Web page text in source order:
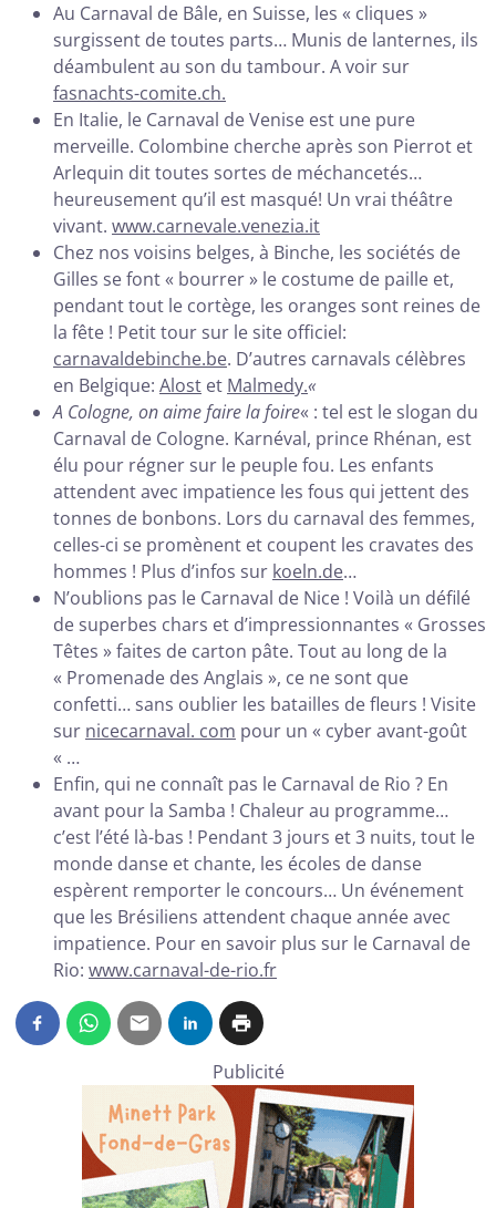
Au Carnaval de Bâle, en Suisse, les « cliques »
surgissent de toutes parts… Munis de lanternes, ils
déambulent au son du tambour. A voir sur
fasnachts-comite.ch.
En Italie, le Carnaval de Venise est une pure
merveille. Colombine cherche après son Pierrot et
Arlequin dit toutes sortes de méchancetés…
heureusement qu’il est masqué! Un vrai théâtre
vivant. www.carnevale.venezia.it
Chez nos voisins belges, à Binche, les sociétés de
Gilles se font « bourrer » le costume de paille et,
pendant tout le cortège, les oranges sont reines de
la fête ! Petit tour sur le site officiel:
carnavaldebinche.be. D’autres carnavals célèbres
en Belgique: Alost et Malmedy.«
A Cologne, on aime faire la foire« : tel est le slogan du
Carnaval de Cologne. Karnéval, prince Rhénan, est
élu pour régner sur le peuple fou. Les enfants
attendent avec impatience les fous qui jettent des
tonnes de bonbons. Lors du carnaval des femmes,
celles-ci se promènent et coupent les cravates des
hommes ! Plus d’infos sur koeln.de…
N’oublions pas le Carnaval de Nice ! Voilà un défilé
de superbes chars et d’impressionnantes « Grosses
Têtes » faites de carton pâte. Tout au long de la
« Promenade des Anglais », ce ne sont que
confetti… sans oublier les batailles de fleurs ! Visite
sur nicecarnaval. com pour un « cyber avant-goût
« …
Enfin, qui ne connaît pas le Carnaval de Rio ? En
avant pour la Samba ! Chaleur au programme…
c’est l’été là-bas ! Pendant 3 jours et 3 nuits, tout le
monde danse et chante, les écoles de danse
espèrent remporter le concours… Un événement
que les Brésiliens attendent chaque année avec
impatience. Pour en savoir plus sur le Carnaval de
Rio: www.carnaval-de-rio.fr
Publicité